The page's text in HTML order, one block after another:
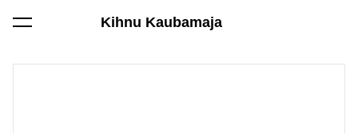
Kihnu Kaubamaja
lisati ostukorvi. Vaata ostukorvi